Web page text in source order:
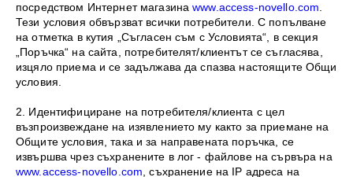
посредством Интернет магазинаwww.access-novello.com
Тези условия обвързват всички потребители. С попълване
на отметка в кутия „Съгласен съм с Условията“, в секция
„Поръчка“ на сайта, потребителят/клиентът се съгласява,
изцяло приема и се задължава да спазва настоящите Общи
условия.
2. Идентифициране на потребителя/клиента с цел
възпроизвеждане на изявлението му както за приемане на
Общите условия, така и за направената поръчка, се
извършва чрез съхранените в лог - файлове на сървъра на
www.access-novello.com , съхранение на IP адреса на